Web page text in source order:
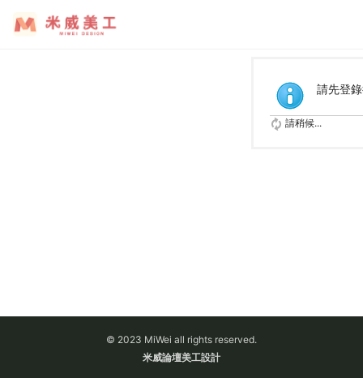
請先登
請稍候...
© 2023 MiWei all rights reserved.
米威論壇美工設計